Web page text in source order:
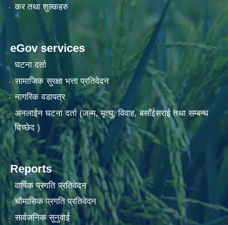
कर तथा शुल्कहरु
eGov services
घटना दर्ता
सामाजिक सुरक्षा भत्ता प्रतिवेदन
नागरिक वडापत्र
अनलाईन घटना दर्ता (जन्म, मृत्यु, विवाह, बसाँईसराई तथा सम्बन्ध
विच्छेद )
Reports
वार्षिक प्रगति प्रतिवेदन
चौमासिक प्रगति प्रतिवेदन
सार्वजनिक सुनुवाई